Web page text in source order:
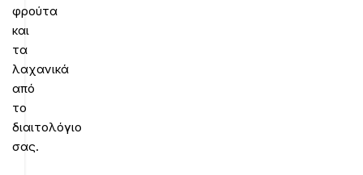
φρούτα
και
τα
λαχανικά
από
το
διαιτολόγιο
σας.